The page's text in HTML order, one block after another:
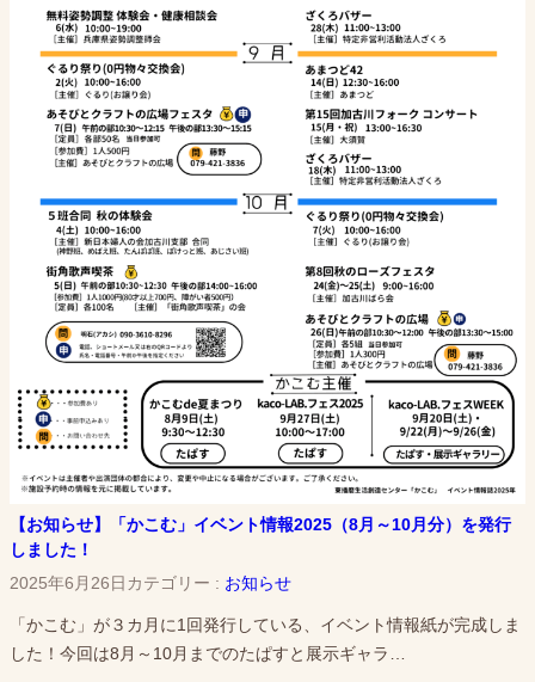
【お知らせ】「かこむ」イベント情報2025（8月～10月分）を発行
しました！
2025年6月26日 カテゴリー : お知らせ
「かこむ」が３カ月に1回発行している、イベント情報紙が完成しま
した！今回は8月～10月までのたぱすと展示ギャラ…